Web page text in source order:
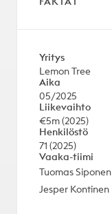
Yritys
Lemon Tree
Aika
05/2025
Liikevaihto
€5m (2025)
Henkilöstö
71 (2025)
Vaaka-tiimi
Tuomas Siponen
Jesper Kontinen